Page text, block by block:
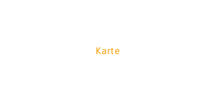
Karte